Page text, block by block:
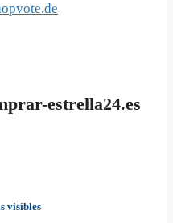
estrella24.es
visibles